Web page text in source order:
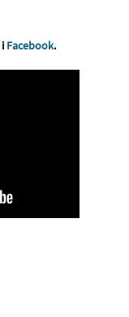
i Facebook.